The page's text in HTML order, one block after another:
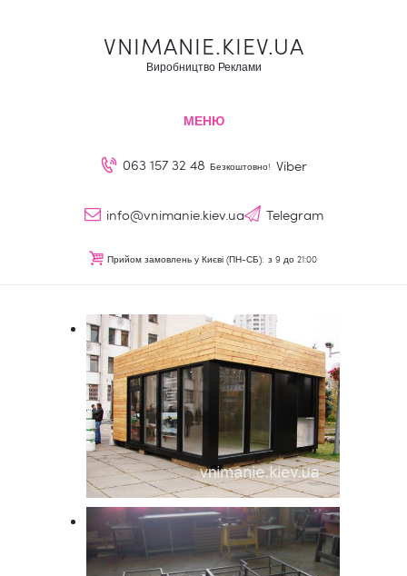
VNIMANIE.KIEV.UA
Виробництво Реклами
МЕНЮ
063 157 32 48 Безкоштовно! Viber
info@vnimanie.kiev.ua Telegram
Прийом замовлень у Києві (ПН-СБ): з 9 до 21:00
VNIMANIE.KIEV.UA
Про нас
Контакти